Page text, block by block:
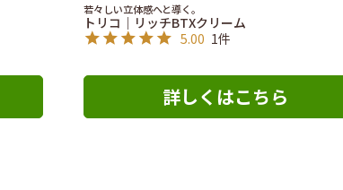
若々しい立体感へと導く。
トリコ｜リッチBTXクリーム
5.00 1件
詳しくはこちら